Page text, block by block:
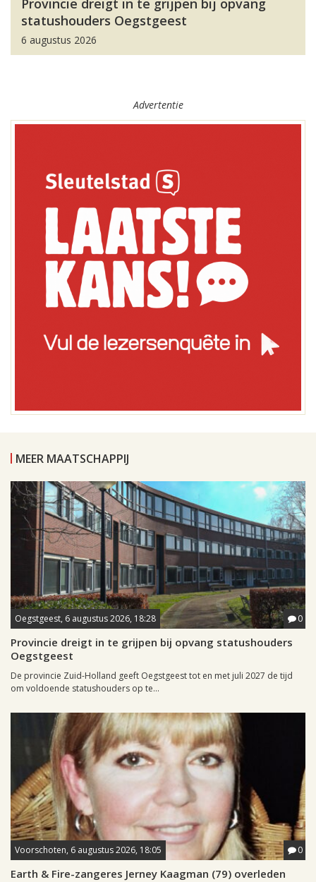
Provincie dreigt in te grijpen bij opvang
statushouders Oegstgeest
6 augustus 2026
Advertentie
MEER MAATSCHAPPIJ
Oegstgeest, 6 augustus 2026, 18:28 0
Provincie dreigt in te grijpen bij opvang statushouders
Oegstgeest
De provincie Zuid-Holland geeft Oegstgeest tot en met juli 2027 de tijd
om voldoende statushouders op te...
Voorschoten, 6 augustus 2026, 18:05 0
Earth & Fire-zangeres Jerney Kaagman (79) overleden